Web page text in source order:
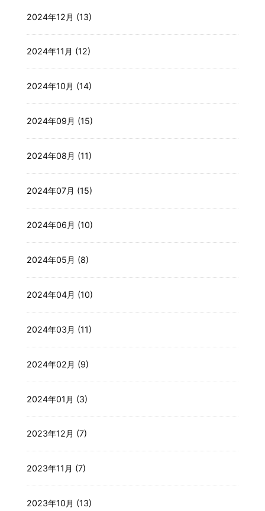
2024年12月 (13)
2024年11月 (12)
2024年10月 (14)
2024年09月 (15)
2024年08月 (11)
2024年07月 (15)
2024年06月 (10)
2024年05月 (8)
2024年04月 (10)
2024年03月 (11)
2024年02月 (9)
2024年01月 (3)
2023年12月 (7)
2023年11月 (7)
2023年10月 (13)